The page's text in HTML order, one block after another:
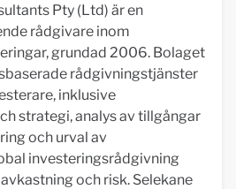
Pty (Ltd) är en
rådgivare inom
grundad 2006. Bolaget
rådgivningstjänster
inklusive
strategi, analys av tillgångar
och urval av
investeringsrådgivning
och risk. Selekane